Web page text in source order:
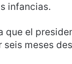
infancias.
que el
seis meses